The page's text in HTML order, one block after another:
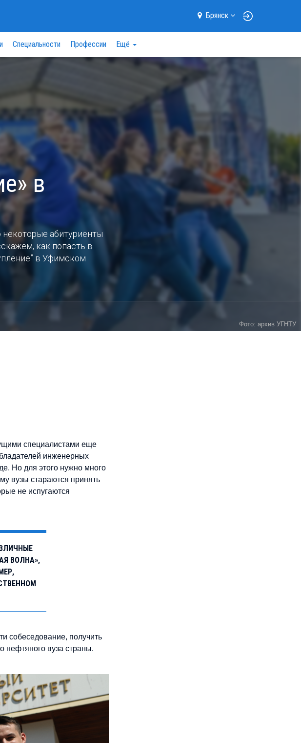
Брянск
Специальности Профессии Ещё
в
абитуриенты
как попасть в
в Уфимском
Фото: архив УГНТУ
специалистами еще
инженерных
Но для этого нужно много
вузы стараются принять
не испугаются
ВОЛНА»,
собеседование, получить
нефтяного вуза страны.